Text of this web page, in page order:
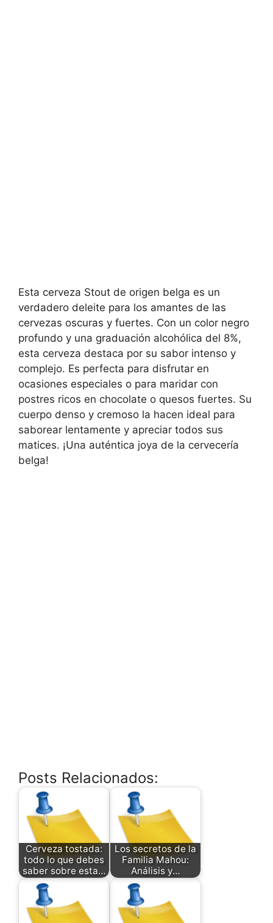
Esta cerveza Stout de origen belga es un
verdadero deleite para los amantes de las
cervezas oscuras y fuertes. Con un color negro
profundo y una graduación alcohólica del 8%,
esta cerveza destaca por su sabor intenso y
complejo. Es perfecta para disfrutar en
ocasiones especiales o para maridar con
postres ricos en chocolate o quesos fuertes. Su
cuerpo denso y cremoso la hacen ideal para
saborear lentamente y apreciar todos sus
matices. ¡Una auténtica joya de la cervecería
belga!
Posts Relacionados:
Cerveza tostada:
todo lo que debes
saber sobre esta…
Los secretos de la
Familia Mahou:
Análisis y…